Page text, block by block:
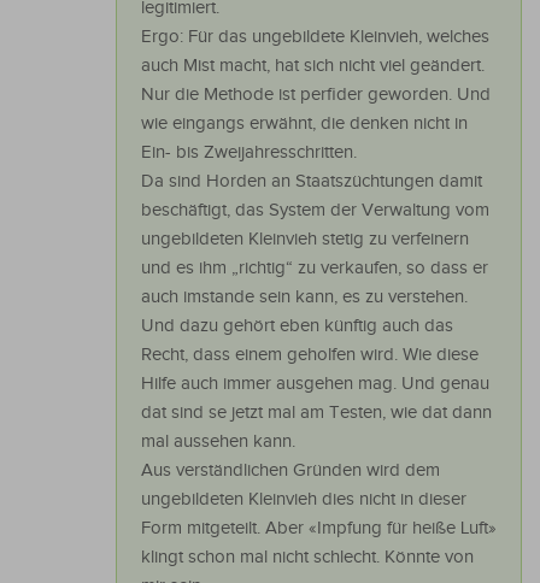
legitimiert.
Ergo: Für das ungebildete Kleinvieh, welches
auch Mist macht, hat sich nicht viel geändert.
Nur die Methode ist perfider geworden. Und
wie eingangs erwähnt, die denken nicht in
Ein- bis Zweijahresschritten.
Da sind Horden an Staatszüchtungen damit
beschäftigt, das System der Verwaltung vom
ungebildeten Kleinvieh stetig zu verfeinern
und es ihm „richtig“ zu verkaufen, so dass er
auch imstande sein kann, es zu verstehen.
Und dazu gehört eben künftig auch das
Recht, dass einem geholfen wird. Wie diese
Hilfe auch immer ausgehen mag. Und genau
dat sind se jetzt mal am Testen, wie dat dann
mal aussehen kann.
Aus verständlichen Gründen wird dem
ungebildeten Kleinvieh dies nicht in dieser
Form mitgeteilt. Aber «Impfung für heiße Luft»
klingt schon mal nicht schlecht. Könnte von